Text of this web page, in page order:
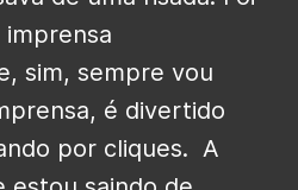
imprensa
sim, sempre vou
é divertido
por cliques. A